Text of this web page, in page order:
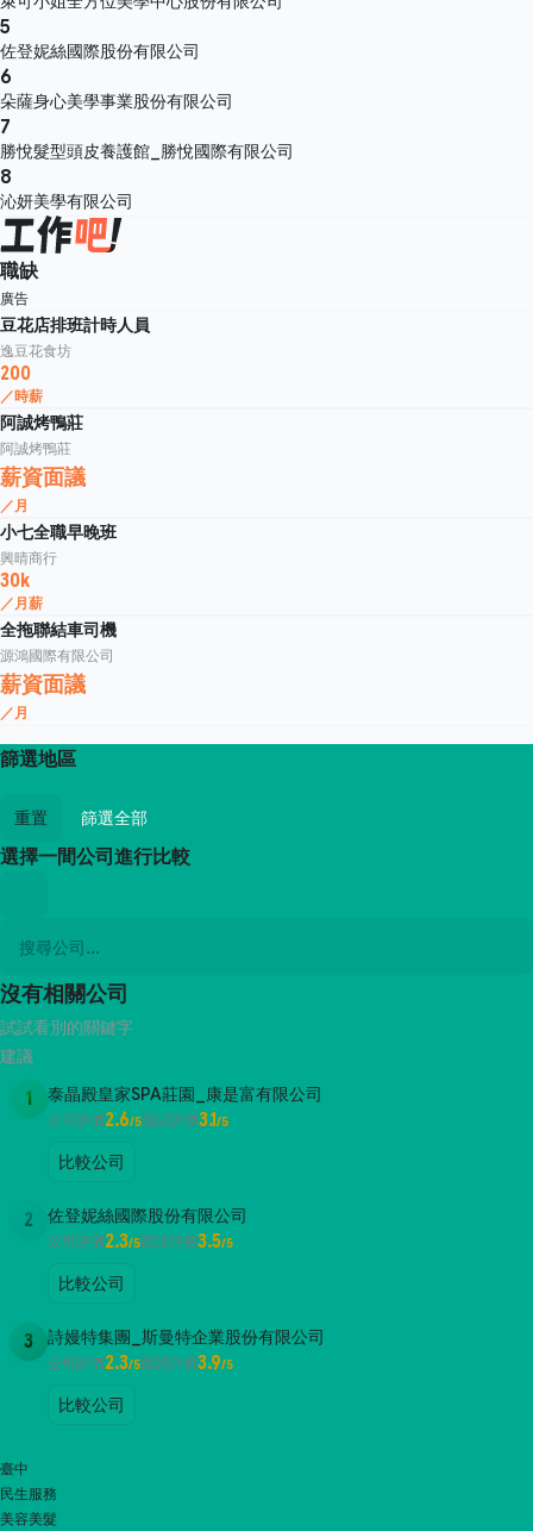
5
佐登妮絲國際股份有限公司
6
朵薩身心美學事業股份有限公司
7
勝悅髮型頭皮養護館_勝悅國際有限公司
8
沁妍美學有限公司
職缺
廣告
豆花店排班計時人員
逸豆花食坊
200
／時薪
阿誠烤鴨莊
阿誠烤鴨莊
薪資面議
／月
小七全職早晚班
興晴商行
30k
／月薪
全拖聯結車司機
源鴻國際有限公司
薪資面議
／月
篩選地區
重置 篩選全部
選擇一間公司進行比較
沒有相關公司
試試看別的關鍵字
建議
1 泰晶殿皇家SPA莊園_康是富有限公司
公司評價2.6/5面試評價3.1/5
比較公司
2 佐登妮絲國際股份有限公司
公司評價2.3/5面試評價3.5/5
比較公司
3 詩嫚特集團_斯曼特企業股份有限公司
公司評價2.3/5面試評價3.9/5
比較公司
臺中
民生服務
美容美髮